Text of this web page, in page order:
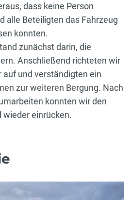
dass keine Person
alle Beteiligten das Fahrzeug
konnten.
zunächst darin, die
Anschließend richteten wir
auf und verständigten ein
zur weiteren Bergung. Nach
konnten wir den
wieder einrücken.